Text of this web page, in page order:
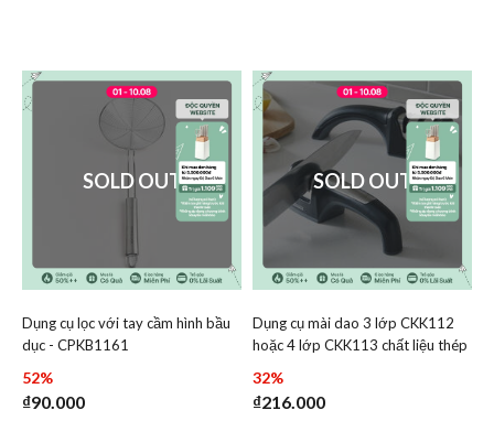
SOLD OUT
Add Dụng cụ lọc với tay cầm hình bầu dục - CPKB1161
Add Dụng cụ lọc với tay cầm hình bầu
Dụng cụ lọc với tay cầm hình bầu
dục - CPKB1161
52%
₫90.000
SOLD OUT
Add Dụng cụ mài dao 3
Add Dụng
Dụng cụ mài dao 3 lớp CKK112
hoặc 4 lớp CKK113 chất liệu thép
32%
₫216.000